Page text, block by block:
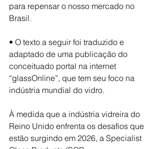
para repensar o nosso mercado no
Brasil.
• O texto a seguir foi traduzido e
adaptado de uma publicação do
conceituado portal na internet
“glassOnline”, que tem seu foco na
indústria mundial do vidro.
À medida que a indústria vidreira do
Reino Unido enfrenta os desafios que
estão surgindo em 2026, a Specialist